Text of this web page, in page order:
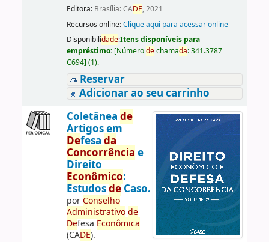
Editora: Brasília: CADE, 2021
Recursos online:Clique aqui para acessar online
Disponibilidade:Itens disponíveis para
empréstimo: [Númerodechamada:341.3787
C694] (1).
Reservar
Adicionar ao seu carrinho
Coletânea de
Artigos em
Defesa da
Concorrência e
Direito
Econômico:
EstudosdeCaso.
porConselho
Administrativo de
Defesa Econômica
(CADE).